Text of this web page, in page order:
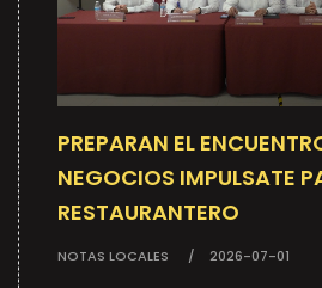
PREPARAN EL
NEGOCIOS IMPULSATE
RESTAURANTERO
NOTAS LOCALES 2026-07-01